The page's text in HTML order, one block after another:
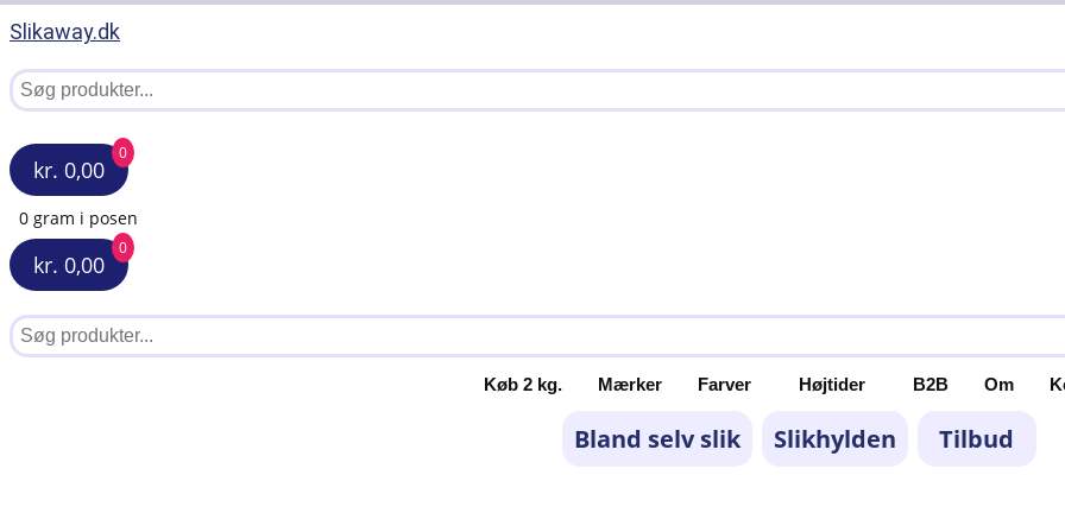
Slikaway.dk
kr. 0,00
0
0 gram i posen
kr. 0,00
0
Køb 2 kg. Mærker Farver Højtider B2B Om
Bland selv slik Slikhylden Tilbud